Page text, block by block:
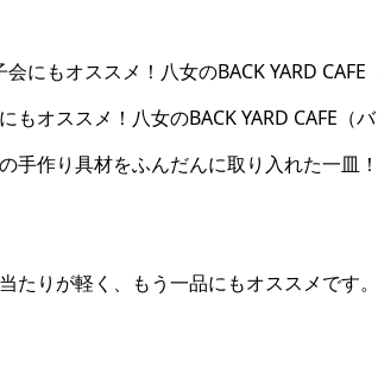
にもオススメ！八女のBACK YARD CAFE
手作り具材をふんだんに取り入れた一
たりが軽く、もう一品にもオススメです